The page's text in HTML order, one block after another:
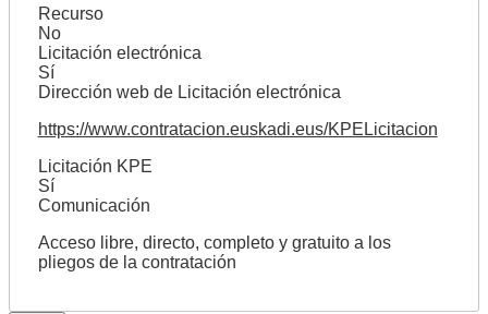
Recurso
No
Licitación electrónica
Sí
Dirección web de Licitación electrónica
https://www.contratacion.euskadi.eus/KPELicitacion
Licitación KPE
Sí
Comunicación
Acceso libre, directo, completo y gratuito a los
pliegos de la contratación